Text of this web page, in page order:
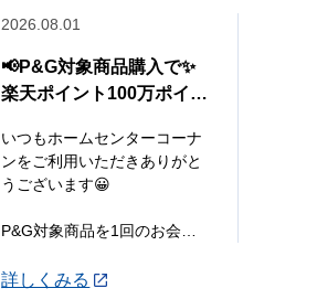
2026.08.01
📢P&G対象商品購入で✨
楽天ポイント100万ポイン
いつもホームセンターコーナ
ンをご利用いただきありがと
うございます😀
P&G対象商品を1回のお会計
げレシートで応募すると楽天
詳しくみる